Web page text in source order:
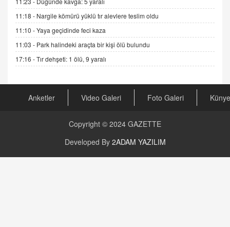
Cümlesinin Peşinden
19.07.2025 12:45
GÖNÜL MENEKŞE
Şifacının Yolu
04.11.2025 12:56
AV. RÜMEYSA ÖZKALE
Kira Uyuşmazlıklarında Dava Açmadan Önce
23.09.2023 16:30
CAN UĞURATEŞ
11:18 - Nargile kömürü yüklü tır alevlere teslim oldu
11:10 -Yaya geçidinde feci kaza
11:03 - Park halindeki araçta bir kişi ölü bulundu
17:16 -Tır dehşeti: 1 ölü, 9 yaralı
Anketler Video Galeri Foto Galeri Künye
Copyright © 2024 GAZETTE
Developed By 2ADAM YAZILIM